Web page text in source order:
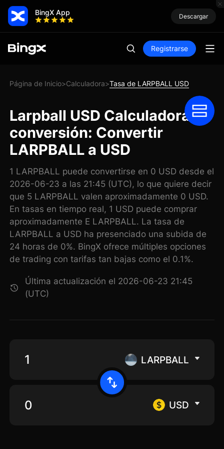
BingX App Descargar
Registrarse
Página de Inicio>Calculadora>Tasa de LARPBALL USD
Larpball USD Calculadora de
conversión: Convertir
LARPBALL a USD
1 LARPBALL puede convertirse en 0 USD desde el
2026-06-23 a las 21:45 (UTC), lo que quiere decir
que 5 LARPBALL valen aproximadamente 0 USD.
En tasas en tiempo real, 1 USD puede comprar
aproximadamente E LARPBALL. La tasa de
LARPBALL a USD ha presenciado una subida de
24 horas de 0%. BingX ofrece múltiples opciones
de trading con tarifas tan bajas como el 0.1%.
Última actualización el 2026-06-23 21:45
(UTC)
LARPBALL
USD